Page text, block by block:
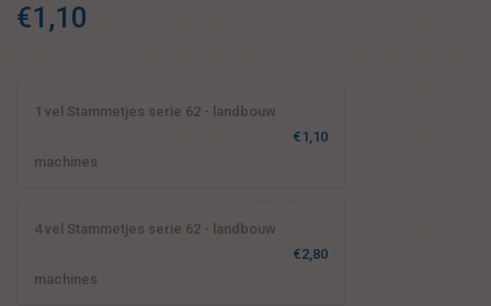
€1,10
1 vel Stammetjes serie 62 - landbouw
machines
€1,10
4 vel Stammetjes serie 62 - landbouw
machines
€2,80